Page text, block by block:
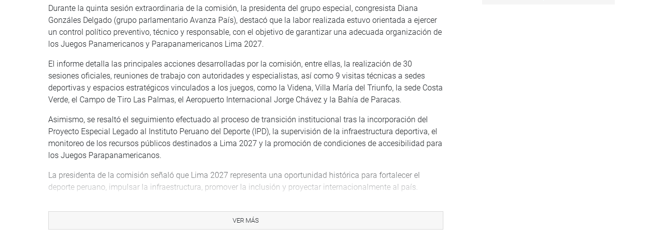
Durante la quinta sesión extraordinaria de la comisión, la presidenta del grupo especial, congresista Diana
Gonzáles Delgado (grupo parlamentario Avanza País), destacó que la labor realizada estuvo orientada a ejercer
un control político preventivo, técnico y responsable, con el objetivo de garantizar una adecuada organización de
los Juegos Panamericanos y Parapanamericanos Lima 2027.
El informe detalla las principales acciones desarrolladas por la comisión, entre ellas, la realización de 30
sesiones oficiales, reuniones de trabajo con autoridades y especialistas, así como 9 visitas técnicas a sedes
deportivas y espacios estratégicos vinculados a los juegos, como la Videna, Villa María del Triunfo, la sede Costa
Verde, el Campo de Tiro Las Palmas, el Aeropuerto Internacional Jorge Chávez y la Bahía de Paracas.
Asimismo, se resaltó el seguimiento efectuado al proceso de transición institucional tras la incorporación del
Proyecto Especial Legado al Instituto Peruano del Deporte (IPD), la supervisión de la infraestructura deportiva, el
monitoreo de los recursos públicos destinados a Lima 2027 y la promoción de condiciones de accesibilidad para
los Juegos Parapanamericanos.
La presidenta de la comisión señaló que Lima 2027 representa una oportunidad histórica para fortalecer el
deporte peruano, impulsar la infraestructura, promover la inclusión y proyectar internacionalmente al país.
El informe formula recomendaciones al Poder Ejecutivo para acelerar la ejecución de obras deportivas, viales y
VER MÁS